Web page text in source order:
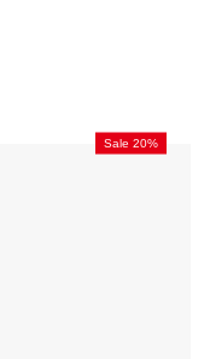
Sale 20%